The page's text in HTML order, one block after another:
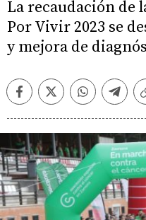
La recaudación de
Por Vivir 2023 se
y mejora de
FacebookTwitterWhatsapp